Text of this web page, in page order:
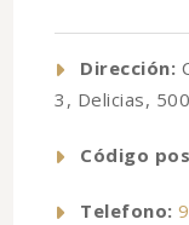
Dirección:
3, Delicias,
Código
Telefono: